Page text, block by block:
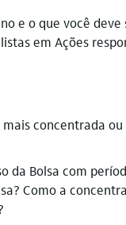
e o que você deve
em Ações
concentrada
da Bolsa com
Como a